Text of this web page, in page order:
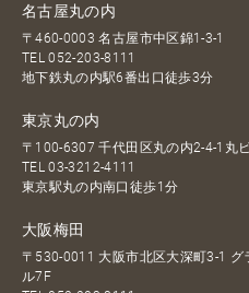
名古屋丸の内
〒460-0003 名古屋市中区錦1-3-1
TEL052-203-8111
地下鉄丸の内駅6番出口徒歩3分
東京丸の内
〒100-6307 千代田区丸の内2-4-1丸
TEL03-3212-4111
東京駅丸の内南口徒歩1分
大阪梅田
〒530-0011 大阪市北区大深町3-1 グ
ル7F